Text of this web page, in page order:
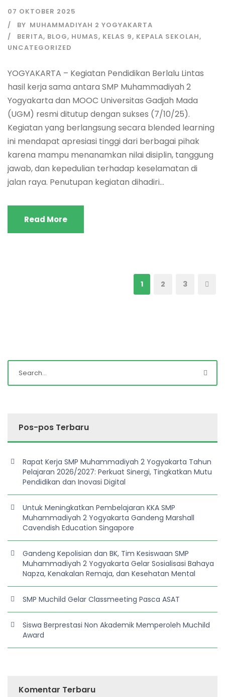
07 OKTOBER 2025
BY MUHAMMADIYAH 2 YOGYAKARTA
BERITA, BLOG, HUMAS, KELAS 9, KEPALA SEKOLAH,
UNCATEGORIZED
YOGYAKARTA – Kegiatan Pendidikan Berlalu Lintas
hasil kerja sama antara SMP Muhammadiyah 2
Yogyakarta dan MOOC Universitas Gadjah Mada
(UGM) resmi ditutup dengan sukses (7/10/25).
Kegiatan yang berlangsung secara blended learning
ini mendapat apresiasi tinggi dari berbagai pihak
karena mampu menanamkan nilai disiplin, tanggung
jawab, dan kepedulian terhadap keselamatan di
jalan raya. Penutupan kegiatan dihadiri...
Read More
1 2 3
Pos-pos Terbaru
Rapat Kerja SMP Muhammadiyah 2 Yogyakarta Tahun
Pelajaran 2026/2027: Perkuat Sinergi, Tingkatkan Mutu
Pendidikan dan Inovasi Digital
Untuk Meningkatkan Pembelajaran KKA SMP
Muhammadiyah 2 Yogyakarta Gandeng Marshall
Cavendish Education Singapore
Gandeng Kepolisian dan BK, Tim Kesiswaan SMP
Muhammadiyah 2 Yogyakarta Gelar Sosialisasi Bahaya
Napza, Kenakalan Remaja, dan Kesehatan Mental
SMP Muchild Gelar Classmeeting Pasca ASAT
Siswa Berprestasi Non Akademik Memperoleh Muchild
Award
Komentar Terbaru